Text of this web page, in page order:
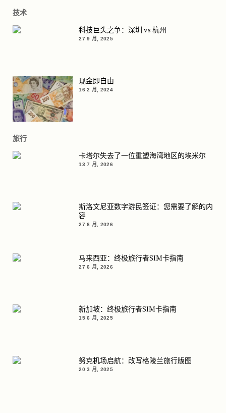
技术
科技巨头之争：深圳 vs 杭州
27 9 月, 2025
现金即自由
16 2 月, 2024
旅行
卡塔尔失去了一位重塑海湾地区的埃米尔
13 7 月, 2026
斯洛文尼亚数字游民签证：您需要了解的内
容
27 6 月, 2026
马来西亚：终极旅行者SIM卡指南
27 6 月, 2026
新加坡：终极旅行者SIM卡指南
15 6 月, 2025
努克机场启航：改写格陵兰旅行版图
20 3 月, 2025